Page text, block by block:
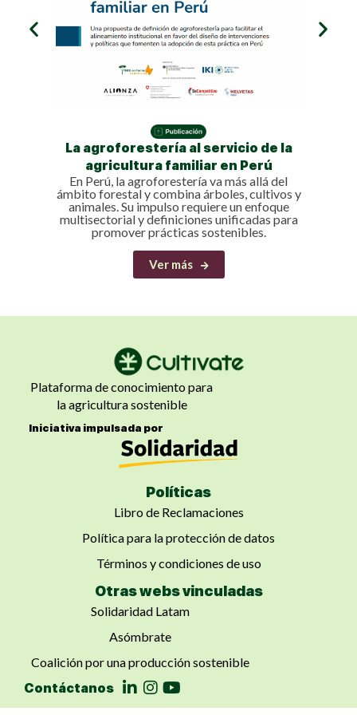
La agroforestería al servicio de la
agricultura familiar en Perú
En Perú, la agroforestería va más allá del
ámbito forestal y combina árboles, cultivos y
animales. Su impulso requiere un enfoque
multisectorial y definiciones unificadas para
promover prácticas sostenibles.
Ver más
Plataforma de conocimiento para
la agricultura sostenible
Iniciativa impulsada por
Políticas
Libro de Reclamaciones
Política para la protección de datos
Términos y condiciones de uso
Otras webs vinculadas
Solidaridad Latam
Asómbrate
Coalición por una producción sostenible
Contáctanos